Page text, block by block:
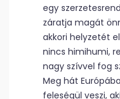
egy
záratja magát
akkori helyzetét
nincs himihumi,
nagy szívvel fog
Meg hát
feleségül veszi,